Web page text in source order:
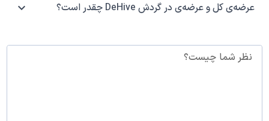
عرضه‌ی کل و عرضه‌ی در گردش DeHive چقدر است؟
نظر شما چیست؟